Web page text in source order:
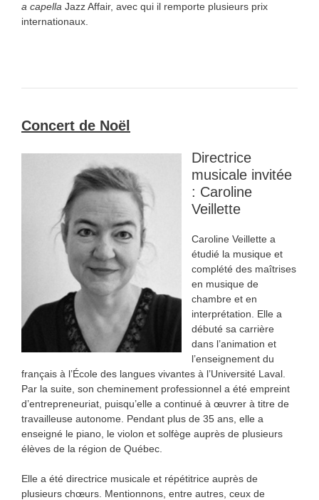
a capella Jazz Affair, avec qui il remporte plusieurs prix
internationaux.
Concert de Noël
Directrice
musicale invitée
: Caroline
Veillette
Caroline Veillette a
étudié la musique et
complété des maîtrises
en musique de
chambre et en
interprétation. Elle a
débuté sa carrière
dans l’animation et
l’enseignement du
français à l’École des langues vivantes à l’Université Laval.
Par la suite, son cheminement professionnel a été empreint
d’entrepreneuriat, puisqu’elle a continué à œuvrer à titre de
travailleuse autonome. Pendant plus de 35 ans, elle a
enseigné le piano, le violon et solfège auprès de plusieurs
élèves de la région de Québec.
Elle a été directrice musicale et répétitrice auprès de
plusieurs chœurs. Mentionnons, entre autres, ceux de